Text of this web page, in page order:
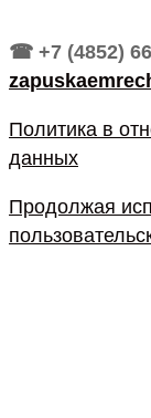
☎ +7 (4852)
Политика в
данных
Продолжая